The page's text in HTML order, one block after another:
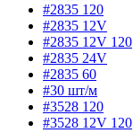
#2835 120
#2835 12V
#2835 12V 120
#2835 24V
#2835 60
#30 шт/м
#3528 120
#3528 12V 120